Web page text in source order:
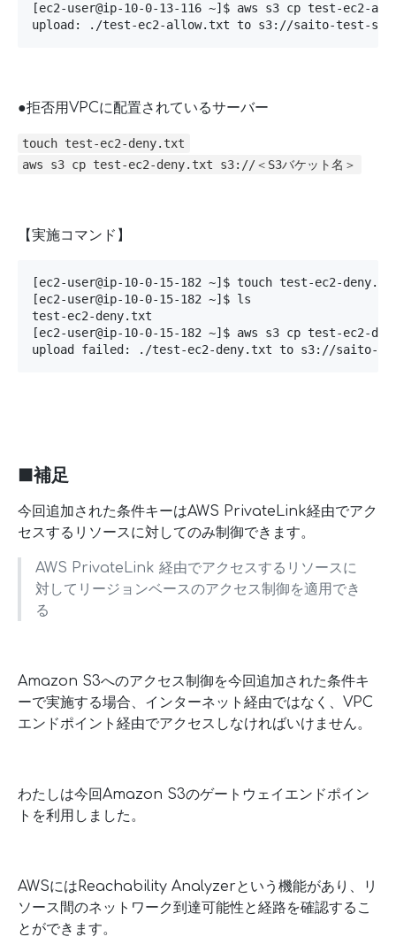
[ec2-user@ip-10-0-13-116 ~]$ aws s3 cp test-ec2-
upload: ./test-ec2-allow.txt to s3://saito-test-
●拒否用VPCに配置されているサーバー
touch test-ec2-deny.txt
aws s3 cp test-ec2-deny.txt s3://＜S3バケット名＞
【実施コマンド】
[ec2-user@ip-10-0-15-182 ~]$ touch test-ec2-
[ec2-user@ip-10-0-15-182 ~]$ ls
test-ec2-deny.txt
[ec2-user@ip-10-0-15-182 ~]$ aws s3 cp test-ec2-
upload failed: ./test-ec2-deny.txt to s3://saito-test-
■補足
今回追加された条件キーはAWS PrivateLink経由でアク
セスするリソースに対してのみ制御できます。
AWS PrivateLink 経由でアクセスするリソースに
対してリージョンベースのアクセス制御を適用でき
る
Amazon S3へのアクセス制御を今回追加された条件キ
ーで実施する場合、インターネット経由ではなく、VPC
エンドポイント経由でアクセスしなければいけません。
わたしは今回Amazon S3のゲートウェイエンドポイン
トを利用しました。
AWSにはReachability Analyzerという機能があり、リ
ソース間のネットワーク到達可能性と経路を確認するこ
とができます。